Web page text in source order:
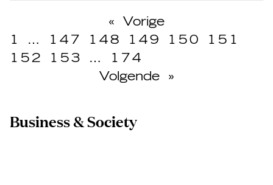
«
Vorige
1
… 147 148 149 150
151
152
153 …
174
Volgende
»
Business & Society